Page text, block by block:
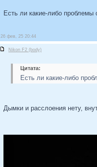
Есть ли какие-либо
26 фев, 25 20:44
Nikon F2 (body)
Цитата:
Есть ли какие-либо
Дымки и расслоения нету,